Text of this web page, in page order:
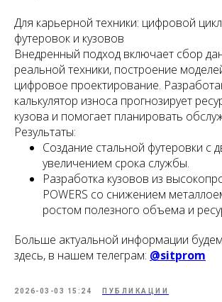
Для карьерной техники: цифровой
футеровок и кузовов
Внедренный подход включает сбор
реальной техники, построение
цифровое проектирование.
калькулятор износа прогнозирует
кузова и помогает планировать
Результаты:
Создание стальной футеровки с
увеличением срока службы.
Разработка кузовов из
POWERS со снижением
ростом полезного объема и
Больше актуальной информации
здесь, в нашем телеграм: @sitprom
2026-03-03 15:24 ПУБЛИКАЦИИ